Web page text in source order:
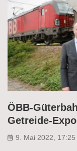
ÖBB-
Getreide-
9. Mai 2022, 17:25